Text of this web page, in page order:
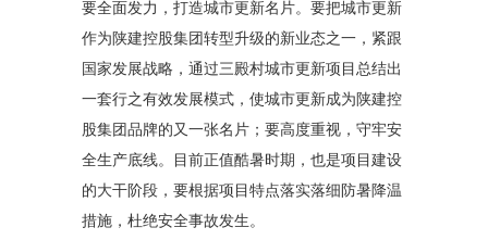
要全面发力，打造城市更新名片。要把城市更新
作为陕建控股集团转型升级的新业态之一，紧跟
国家发展战略，通过三殿村城市更新项目总结出
一套行之有效发展模式，使城市更新成为陕建控
股集团品牌的又一张名片；要高度重视，守牢安
全生产底线。目前正值酷暑时期，也是项目建设
的大干阶段，要根据项目特点落实落细防暑降温
措施，杜绝安全事故发生。